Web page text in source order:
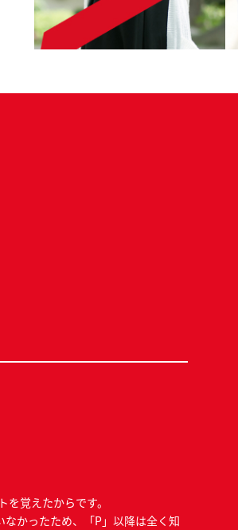
覚えたからです。
かったため、「P」以降は全く知